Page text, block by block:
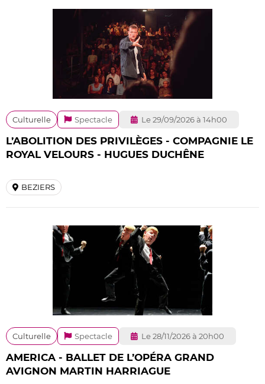
Culturelle Spectacle Le 29/09/2026 à 14h00
L’ABOLITION DES PRIVILÈGES - COMPAGNIE LE
ROYAL VELOURS - HUGUES DUCHÊNE
BEZIERS
Culturelle Spectacle Le 28/11/2026 à 20h00
AMERICA - BALLET DE L’OPÉRA GRAND
AVIGNON MARTIN HARRIAGUE